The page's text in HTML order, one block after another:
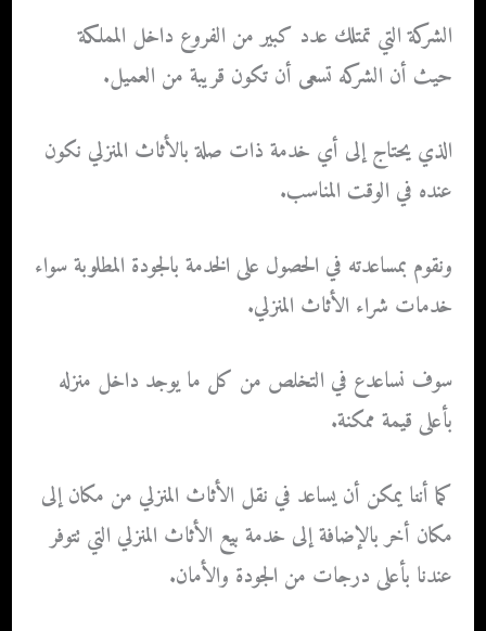
الشركة التي تمتلك عدد كبير من الفروع داخل المملكة
حيث أن الشركه تسعى أن تكون قريبة من العميل.
الذي يحتاج إلى أي خدمة ذات صلة بالأثاث المنزلي نكون
عنده في الوقت المناسب.
ونقوم بمساعدته في الحصول على الخدمة بالجودة المطلوبة سواء
خدمات شراء الأثاث المنزلي.
سوف نساعدع في التخلص من كل ما يوجد داخل منزله
بأعلى قيمة ممكنة.
كما أننا يمكن أن يساعد في نقل الأثاث المنزلي من مكان إلى
مكان أخر بالإضافة إلى خدمة بيع الأثاث المنزلي التي تتوفر
عندنا بأعلى درجات من الجودة والأمان.